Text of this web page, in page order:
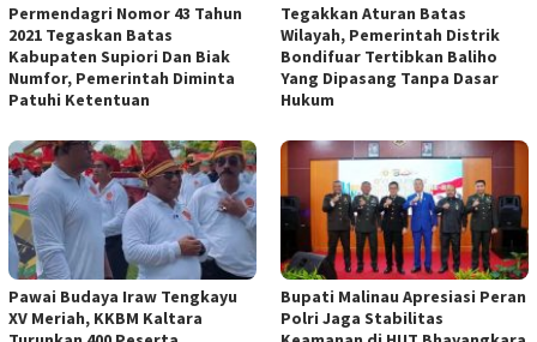
Permendagri Nomor 43 Tahun
2021 Tegaskan Batas
Kabupaten Supiori Dan Biak
Numfor, Pemerintah Diminta
Patuhi Ketentuan
Tegakkan Aturan Batas
Wilayah, Pemerintah Distrik
Bondifuar Tertibkan Baliho
Yang Dipasang Tanpa Dasar
Hukum
Pawai Budaya Iraw Tengkayu
XV Meriah, KKBM Kaltara
Bupati Malinau Apresiasi Peran
Polri Jaga Stabilitas